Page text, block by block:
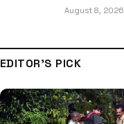
August 8, 2026
EDITOR'S PICK